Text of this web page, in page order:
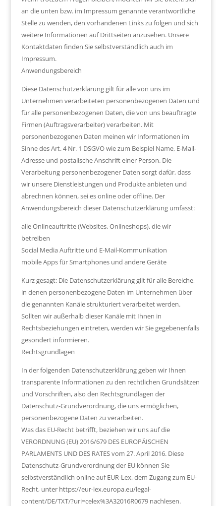
an die unten bzw. im Impressum genannte verantwortliche
Stelle zu wenden, den vorhandenen Links zu folgen und sich
weitere Informationen auf Drittseiten anzusehen. Unsere
Kontaktdaten finden Sie selbstverständlich auch im
Impressum.
Anwendungsbereich
Diese Datenschutzerklärung gilt für alle von uns im
Unternehmen verarbeiteten personenbezogenen Daten und
für alle personenbezogenen Daten, die von uns beauftragte
Firmen (Auftragsverarbeiter) verarbeiten. Mit
personenbezogenen Daten meinen wir Informationen im
Sinne des Art. 4 Nr. 1 DSGVO wie zum Beispiel Name, E-Mail-
Adresse und postalische Anschrift einer Person. Die
Verarbeitung personenbezogener Daten sorgt dafür, dass
wir unsere Dienstleistungen und Produkte anbieten und
abrechnen können, sei es online oder offline. Der
Anwendungsbereich dieser Datenschutzerklärung umfasst:
alle Onlineauftritte (Websites, Onlineshops), die wir
betreiben
Social Media Auftritte und E-Mail-Kommunikation
mobile Apps für Smartphones und andere Geräte
Kurz gesagt: Die Datenschutzerklärung gilt für alle Bereiche,
in denen personenbezogene Daten im Unternehmen über
die genannten Kanäle strukturiert verarbeitet werden.
Sollten wir außerhalb dieser Kanäle mit Ihnen in
Rechtsbeziehungen eintreten, werden wir Sie gegebenenfalls
gesondert informieren.
Rechtsgrundlagen
In der folgenden Datenschutzerklärung geben wir Ihnen
transparente Informationen zu den rechtlichen Grundsätzen
und Vorschriften, also den Rechtsgrundlagen der
Datenschutz-Grundverordnung, die uns ermöglichen,
personenbezogene Daten zu verarbeiten.
Was das EU-Recht betrifft, beziehen wir uns auf die
VERORDNUNG (EU) 2016/679 DES EUROPÄISCHEN
PARLAMENTS UND DES RATES vom 27. April 2016. Diese
Datenschutz-Grundverordnung der EU können Sie
selbstverständlich online auf EUR-Lex, dem Zugang zum EU-
Recht, unter https://eur-lex.europa.eu/legal-
content/DE/TXT/?uri=celex%3A32016R0679 nachlesen.